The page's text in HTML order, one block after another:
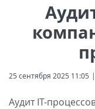
25 сентября 2025 11:05
Аудит IT-